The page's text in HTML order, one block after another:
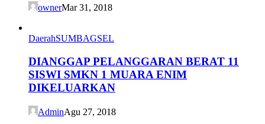
ownerMar 31, 2018
DaerahSUMBAGSEL
DIANGGAP PELANGGARAN BERAT 11
SISWI SMKN 1 MUARA ENIM
DIKELUARKAN
AdminAgu 27, 2018